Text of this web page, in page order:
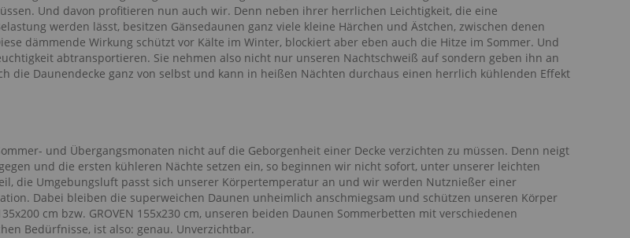
Und davon profitieren nun auch wir. Denn neben ihrer herrlichen Leichtigkeit, die eine
werden lässt, besitzen Gänsedaunen ganz viele kleine Härchen und Ästchen, zwischen denen
dämmende Wirkung schützt vor Kälte im Winter, blockiert aber eben auch die Hitze im Sommer. Und
abtransportieren. Sie nehmen also nicht nur unseren Nachtschweiß auf sondern geben ihn an
die Daunendecke ganz von selbst und kann in heißen Nächten durchaus einen herrlich kühlenden Effekt
und Übergangsmonaten nicht auf die Geborgenheit einer Decke verzichten zu müssen. Denn neigt
und die ersten kühleren Nächte setzen ein, so beginnen wir nicht sofort, unter unserer leichten
die Umgebungsluft passt sich unserer Körpertemperatur an und wir werden Nutznießer einer
Dabei bleiben die superweichen Daunen unheimlich anschmiegsam und schützen unseren Körper
cm bzw. GROVEN 155x230 cm, unseren beiden Daunen Sommerbetten mit verschiedenen
Bedürfnisse, ist also: genau. Unverzichtbar.